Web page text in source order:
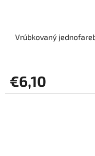
Vrúbkovaný
€6,10